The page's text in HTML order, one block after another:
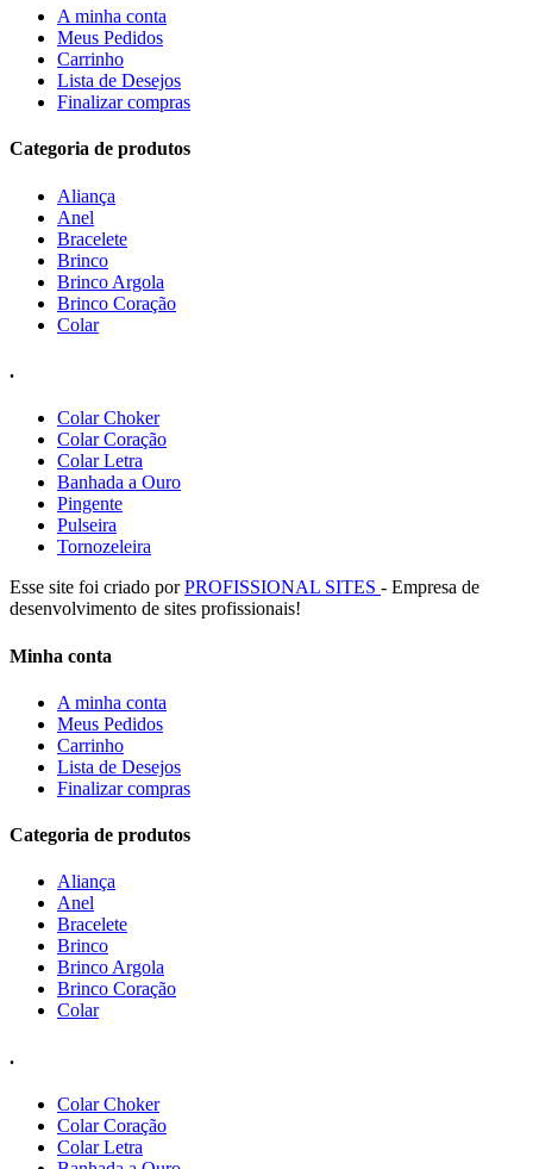
A minha conta
Meus Pedidos
Carrinho
Lista de Desejos
Finalizar compras
Categoria de produtos
Aliança
Anel
Bracelete
Brinco
Brinco Argola
Brinco Coração
Colar
.
Colar Choker
Colar Coração
Colar Letra
Banhada a Ouro
Pingente
Pulseira
Tornozeleira
Esse site foi criado porPROFISSIONAL SITES - Empresa de
desenvolvimento de sites profissionais!
Minha conta
A minha conta
Meus Pedidos
Carrinho
Lista de Desejos
Finalizar compras
Categoria de produtos
Aliança
Anel
Bracelete
Brinco
Brinco Argola
Brinco Coração
Colar
.
Colar Choker
Colar Coração
Colar Letra